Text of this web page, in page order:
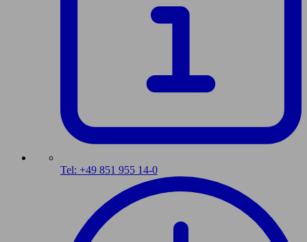
Tel: +49 851 955 14-0